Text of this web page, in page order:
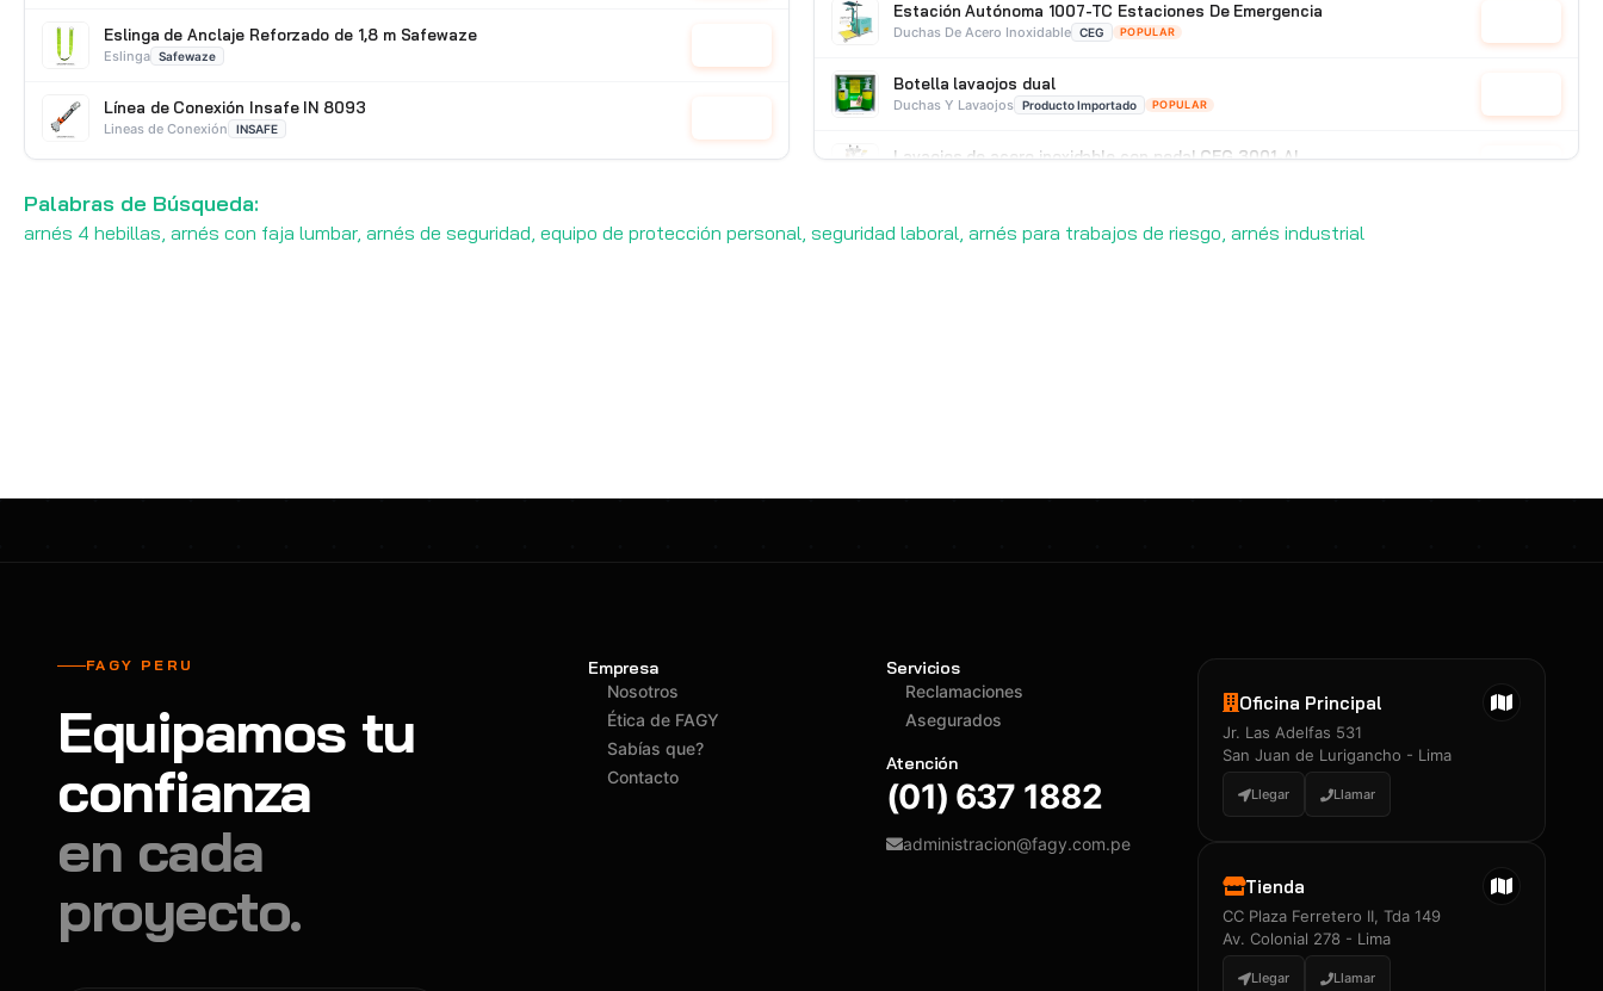
Certificados 3M
Eslinga de Anclaje Reforzado de 1,8 m Safewaze
Eslinga Safewaze
Línea de Conexión Insafe IN 8093
Lineas de Conexión INSAFE
Mosquetones Yoke
Estación Autónoma 1007-TC Estaciones De Emergencia
Duchas De Acero Inoxidable CEG POPULAR
Botella lavaojos dual
Duchas Y Lavaojos Producto Importado POPULAR
Lavaojos de acero inoxidable con pedal CEG 3001-AI
Palabras de Búsqueda:
arnés 4 hebillas, arnés con faja lumbar, arnés de seguridad, equipo de protección personal, seguridad laboral, arnés para trabajos de riesgo, arnés industrial
FAGY PERU
Equipamos tu
confianza
en cada
proyecto.
Empresa
Nosotros
Ética de FAGY
Sabías que?
Contacto
Servicios
Reclamaciones
Asegurados
Atención
(01) 637 1882
administracion@fagy.com.pe
Oficina Principal
Jr. Las Adelfas 531
San Juan de Lurigancho - Lima
Llegar Llamar
Tienda
CC Plaza Ferretero II, Tda 149
Av. Colonial 278 - Lima
Llegar Llamar